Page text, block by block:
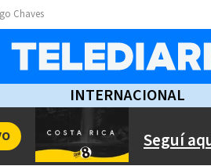
Chaves
INTERNACIONAL
Seguí